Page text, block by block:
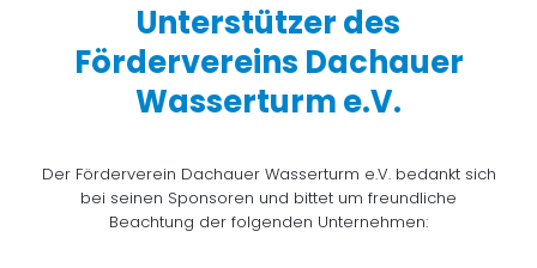
Unterstützer des
Fördervereins Dachauer
Wasserturm e.V.
Der Förderverein Dachauer Wasserturm e.V. bedankt sich
bei seinen Sponsoren und bittet um freundliche
Beachtung der folgenden Unternehmen: